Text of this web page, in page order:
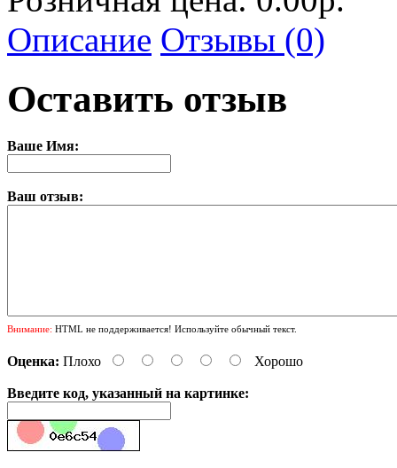
Описание Отзывы (0)
Оставить отзыв
Ваше Имя:
Ваш отзыв:
Внимание: HTML не поддерживается! Используйте обычный текст.
Оценка: Плохо Хорошо
Введите код, указанный на картинке: